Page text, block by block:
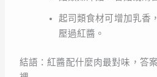
起司類食材可增加乳香
壓過紅醬。
結語：紅醬配什麼肉最對味，答